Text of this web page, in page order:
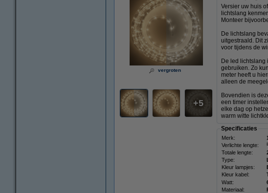
vergroten
5
Versier uw huis
lichtslang
Monteer
De lichtslang
uitgestraald. Dit
voor tijdens de
De led lichtslang
gebruiken. Zo
meter heeft u
alleen de
Bovendien is
een timer
elke dag op
warm witte
Specificaties
Merk:
Verlichte lengte:
Totale lengte:
Type:
Kleur lampjes:
Kleur kabel:
Watt:
Materiaal: